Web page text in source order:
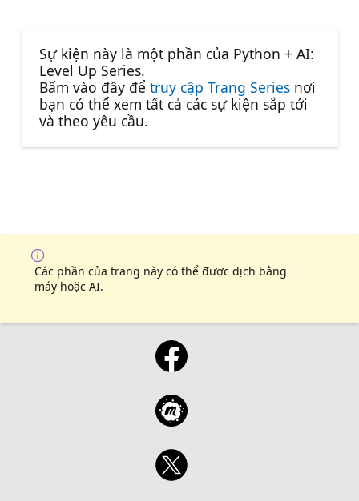
Sự kiện này là một phần của Python + AI:
Level Up Series.
Bấm vào đây để truy cập Trang Seriesnơi
bạn có thể xem tất cả các sự kiện sắp tới
và theo yêu cầu.
Các phần của trang này có thể được dịch bằng
máy hoặc AI.